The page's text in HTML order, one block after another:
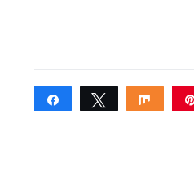
Share Tweet Share